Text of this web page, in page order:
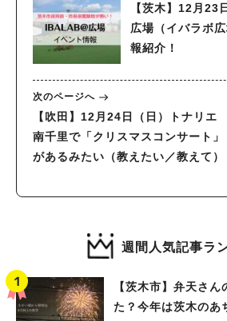
【茨木】12月23
広場（イバラボ
報紹介！
次のページへ
【吹田】12月24日（日）トナリエ
南千里で「クリスマスコンサート」
があるみたい（教えたい／教えて）
週間人気記事ラ
【茨木市】弁天さ
た？今年は茨木のあ